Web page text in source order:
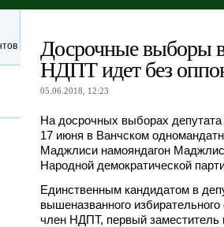
Досрочные выборы в
НДПТ идет без
05.06.2018, 12:23
На досрочных выборах
17 июня в Ванчском
Маджлиси намояндагон
Народной демократической
Единственным кандидатом в
вышеназванного
член НДПТ, первый